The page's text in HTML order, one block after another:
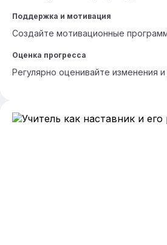
Поддержка и мотивация
Создайте мотивационные
Оценка прогресса
Регулярно оценивайте изменения и